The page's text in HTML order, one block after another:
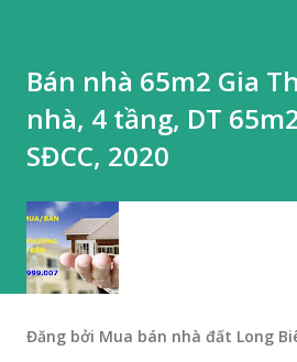
Bán nhà 65m2 Gia
nhà, 4 tầng, DT
SĐCC, 2020
Đăng bởi Mua bán nhà đất Long